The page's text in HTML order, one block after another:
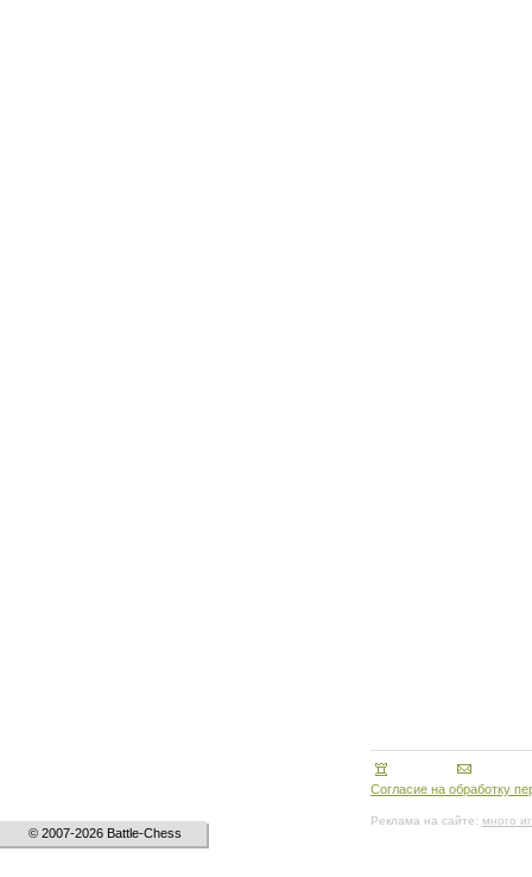
© 2007-2026 Battle-Chess
Согласие на обработку
Реклама на сайте: много